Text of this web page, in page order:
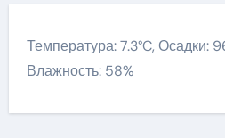
Температура: 7.3°C, Осадки:
Влажность: 58%